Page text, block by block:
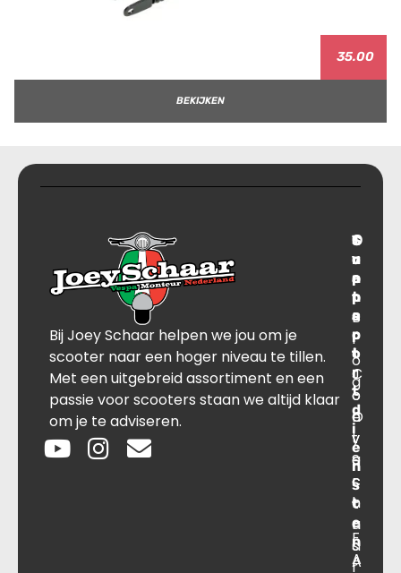
35.00
BEKIJKEN
Bij Joey Schaar helpen we jou om je
scooter naar een hoger niveau te tillen.
Met een uitgebreid assortiment en een
passie voor scooters staan we altijd klaar
om je te adviseren.
T
r
a
n
s
p
o
r
t
d
i
e
n
s
t
e
n
A
O
v
e
r
B
l
o
g
O
v
e
r
o
n
s
S
u
p
p
o
r
t
C
o
n
t
a
c
t
F
A
C
o
n
t
a
c
t
J
o
e
y
S
c
h
a
a
r